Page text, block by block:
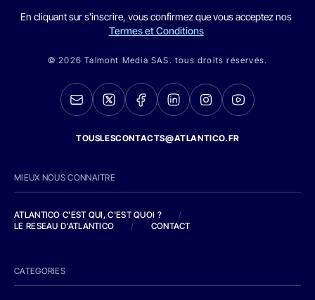
En cliquant sur s'inscrire, vous confirmez que vous acceptez nos
Termes et Conditions
© 2026 Talmont Media SAS. tous droits réservés.
TOUSLESCONTACTS@ATLANTICO.FR
MIEUX NOUS CONNAITRE
ATLANTICO C'EST QUI, C'EST QUOI ?
/
LE RESEAU D'ATLANTICO
/ CONTACT
CATEGORIES